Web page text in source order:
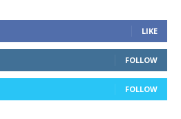
LIKE
FOLLOW
FOLLOW